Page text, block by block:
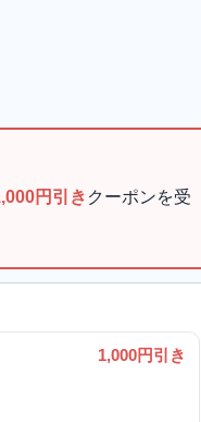
円引き クーポンを受
1,000円引き